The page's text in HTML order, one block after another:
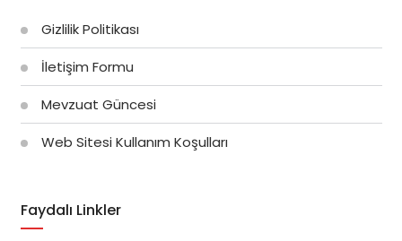
Gizlilik Politikası
İletişim Formu
Mevzuat Güncesi
Web Sitesi Kullanım Koşulları
Faydalı Linkler